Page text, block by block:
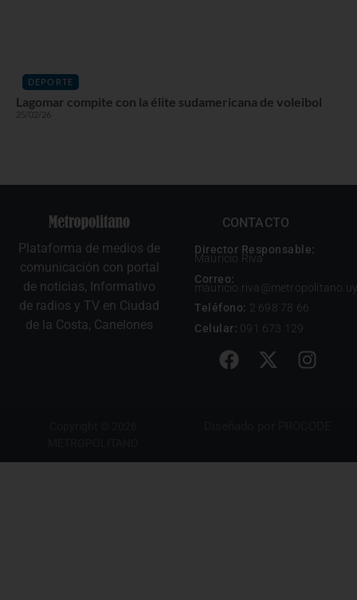
DEPORTE
Lagomar compite con la élite sudamericana de voleibol
25/02/26
Plataforma de medios de
comunicación con portal
de noticias, Informativo
de radios y TV en Ciudad
de la Costa, Canelones
CONTACTO
Director Responsable:
Mauricio Riva
Correo:
mauricio.riva@metropolitano.uy
Teléfono: 2 698 78 66
Celular: 091 673 129